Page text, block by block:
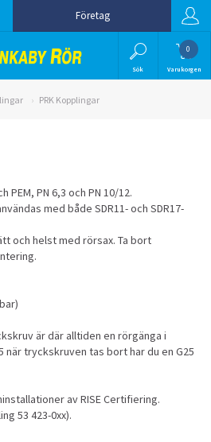
Företag
Sök
0
Varukorgen
PRK Kopplingar
PEM, PN 6,3 och PN 10/12.
med både SDR11- och SDR17-
och helst med rörsax. Ta bort
är där alltiden en rörgänga i
när tryckskruven tas bort har du en G25
av RISE Certifiering.
53 423-0xx).